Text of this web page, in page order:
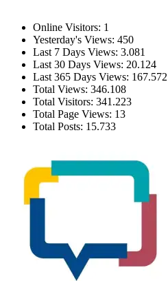
Online Visitors: 1
Yesterday's Views: 450
Last 7 Days Views: 3.081
Last 30 Days Views: 20.124
Last 365 Days Views: 167.572
Total Views: 346.108
Total Visitors: 341.223
Total Page Views: 13
Total Posts: 15.733